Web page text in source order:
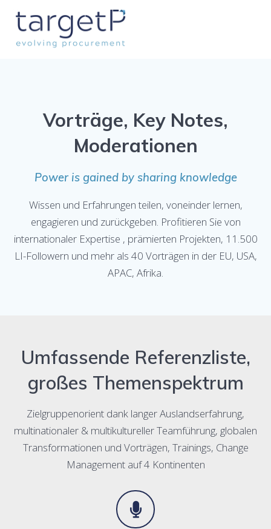
Vorträge, Key Notes,
Moderationen
Power is gained by sharing knowledge
Wissen und Erfahrungen teilen, voneinder lernen,
engagieren und zurückgeben. Profitieren Sie von
internationaler Expertise , prämierten Projekten, 11.500
LI-Followern und mehr als 40 Vorträgen in der EU, USA,
APAC, Afrika.
Umfassende Referenzliste,
großes Themenspektrum
Zielgruppenorient dank langer Auslandserfahrung,
multinationaler & multikultureller Teamführung, globalen
Transformationen und Vorträgen, Trainings, Change
Management auf 4 Kontinenten